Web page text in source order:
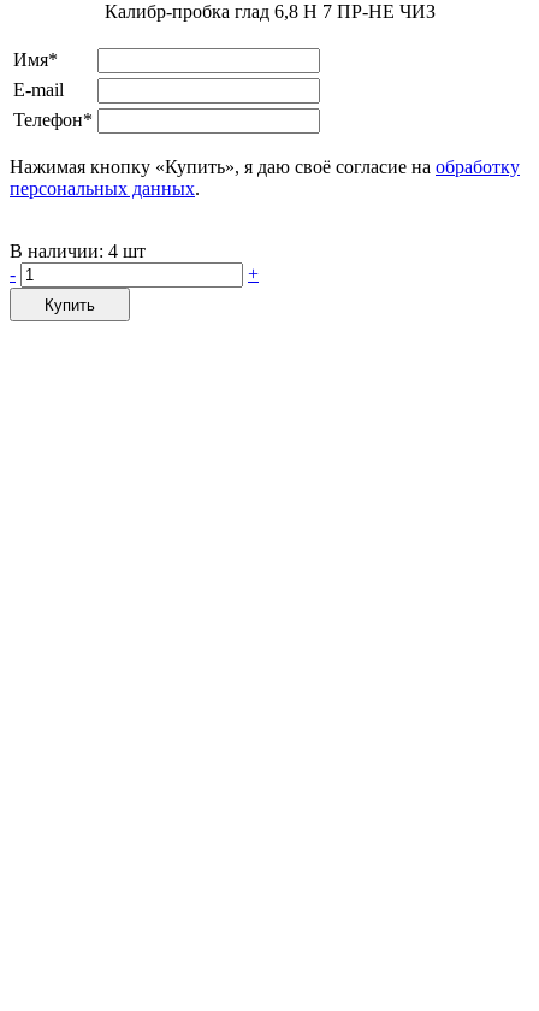
Калибр-пробка глад 6,8 H 7 ПР-НЕ ЧИЗ
Имя*
E-mail
Телефон*
Нажимая кнопку «Купить», я даю своё согласие на обработку
персональных данных.
В наличии: 4 шт
-
+
Купить